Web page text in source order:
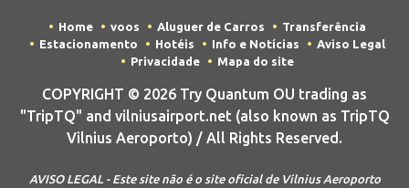
Home voos Aluguer de Carros
Transferência
Estacionamento
Hotéis Info e Notícias
Aviso Legal
Privacidade
Mapa do site
COPYRIGHT © 2026 Try Quantum OU trading as
"TripTQ" and vilniusairport.net (also known as TripTQ
Vilnius Aeroporto) / All Rights Reserved.
AVISO LEGAL - Este site não é o site oficial de Vilnius Aeroporto